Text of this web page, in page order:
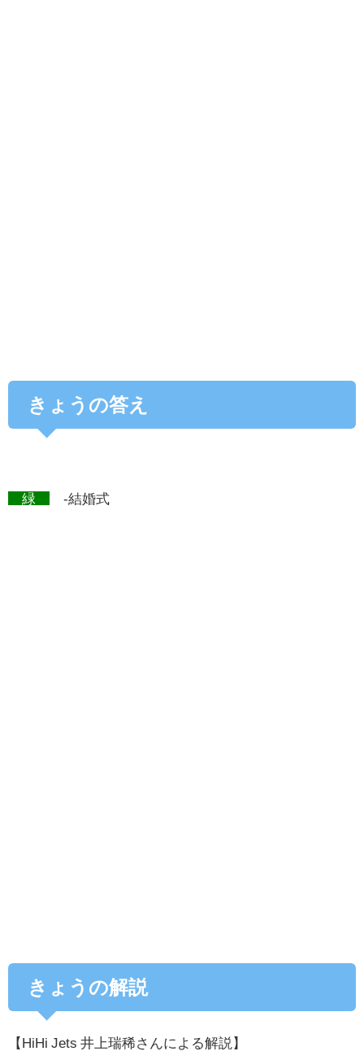
きょうの答え
緑 -結婚式
きょうの解説
【HiHi Jets 井上瑞稀さんによる解説】